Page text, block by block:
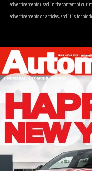
advertisements used in the content of our
advertisements or articles, and it is